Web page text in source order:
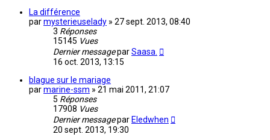
La différence
parmysterieuselady » 27 sept. 2013, 08:40
3 Réponses
15145 Vues
Dernier messageparSaasa.
16 oct. 2013, 13:15
blague sur le mariage
parmarine-ssm » 21 mai 2011, 21:07
5 Réponses
17908 Vues
Dernier messagepar Eledwhen
20 sept. 2013, 19:30